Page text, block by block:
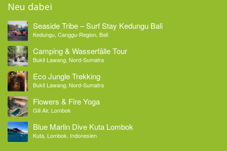
Neu dabei
Seaside Tribe – Surf Stay Kedungu Bali
Kedungu, Canggu-Region, Bali
Camping & Wasserfälle Tour
Bukit Lawang, Nord-Sumatra
Eco Jungle Trekking
Bukit Lawang, Nord-Sumatra
Flowers & Fire Yoga
Gili Air, Lombok
Blue Marlin Dive Kuta Lombok
Kuta, Lombok, Indonesien